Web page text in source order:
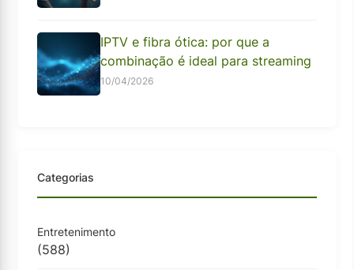
IPTV e fibra ótica: por que a
combinação é ideal para streaming
10/04/2026
Categorias
Entretenimento
(588)